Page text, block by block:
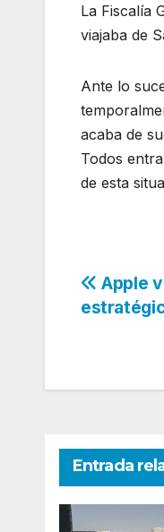
La Fiscalía
viajaba de
Ante lo
acaba de
Todos
de esta
Apple
Entrada